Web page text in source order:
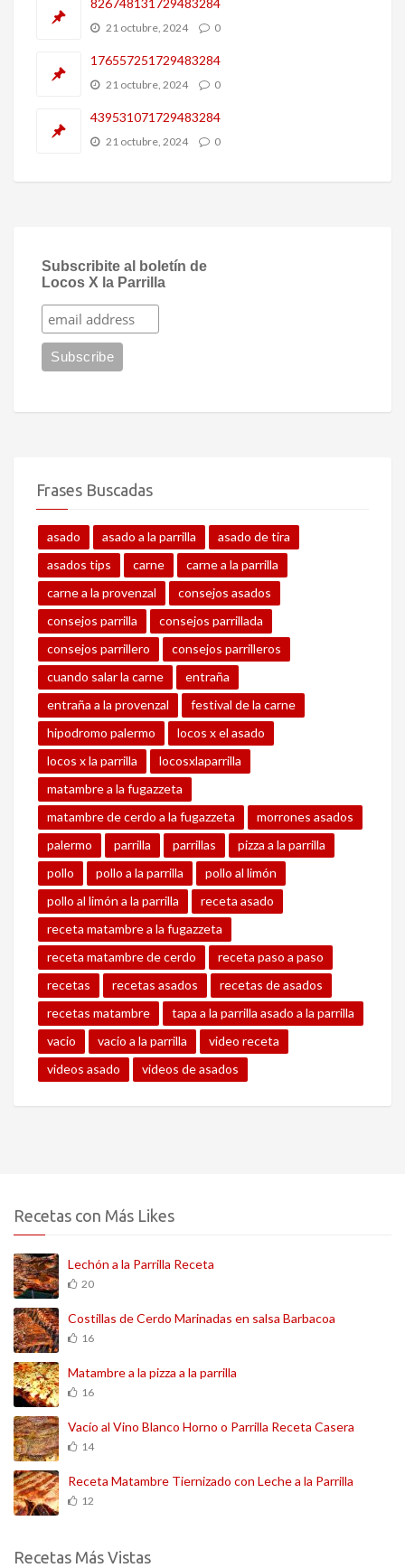
826748131729483284
21 octubre, 2024 0
176557251729483284
21 octubre, 2024 0
439531071729483284
21 octubre, 2024 0
Subscribite al boletín de
Locos X la Parrilla
Frases Buscadas
asado asado a la parrilla
asado de tira
asados tips
carne
carne a la parrilla
carne a la provenzal
consejos asados
consejos parrilla
consejos parrillada
consejos parrillero
consejos parrilleros
cuando salar la carne
entraña
entraña a la provenzal
festival de la carne
hipodromo palermo
locos x el asado
locos x la parrilla
locosxlaparrilla
matambre a la fugazzeta
matambre de cerdo a la fugazzeta
morrones asados
palermo
parrilla parrillas
pizza a la parrilla
pollo
pollo a la parrilla
pollo al limón
pollo al limón a la parrilla
receta asado
receta matambre a la fugazzeta
receta matambre de cerdo
receta paso a paso
recetas
recetas asados
recetas de asados
recetas matambre
tapa a la parrilla asado a la parrilla
vacio
vacio a la parrilla
video receta
videos asado
videos de asados
Recetas con Más Likes
Lechón a la Parrilla Receta
20
Costillas de Cerdo Marinadas en salsa Barbacoa
16
Matambre a la pizza a la parrilla
16
Vacío al Vino Blanco Horno o Parrilla Receta Casera
14
Receta Matambre Tiernizado con Leche a la Parrilla
12
Recetas Más Vistas